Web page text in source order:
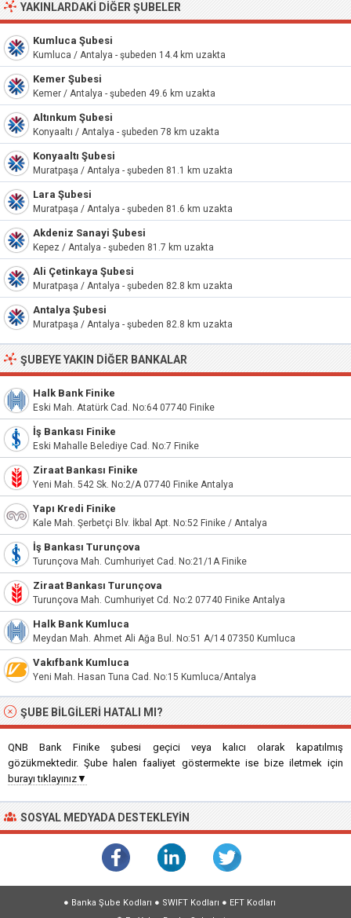
YAKINLARDAKI DIĞER ŞUBELER
Kumluca Şubesi
Kumluca / Antalya - şubeden 14.4 km uzakta
Kemer Şubesi
Kemer / Antalya - şubeden 49.6 km uzakta
Altınkum Şubesi
Konyaaltı / Antalya - şubeden 78 km uzakta
Konyaaltı Şubesi
Muratpaşa / Antalya - şubeden 81.1 km uzakta
Lara Şubesi
Muratpaşa / Antalya - şubeden 81.6 km uzakta
Akdeniz Sanayi Şubesi
Kepez / Antalya - şubeden 81.7 km uzakta
Ali Çetinkaya Şubesi
Muratpaşa / Antalya - şubeden 82.8 km uzakta
Antalya Şubesi
Muratpaşa / Antalya - şubeden 82.8 km uzakta
ŞUBEYE YAKIN DIĞER BANKALAR
Halk Bank Finike
Eski Mah. Atatürk Cad. No:64 07740 Finike
İş Bankası Finike
Eski Mahalle Belediye Cad. No:7 Finike
Ziraat Bankası Finike
Yeni Mah. 542 Sk. No:2/A 07740 Finike Antalya
Yapı Kredi Finike
Kale Mah. Şerbetçi Blv. İkbal Apt. No:52 Finike / Antalya
İş Bankası Turunçova
Turunçova Mah. Cumhuriyet Cad. No:21/1A Finike
Ziraat Bankası Turunçova
Turunçova Mah. Cumhuriyet Cd. No:2 07740 Finike Antalya
Halk Bank Kumluca
Meydan Mah. Ahmet Ali Ağa Bul. No:51 A/14 07350 Kumluca
Vakıfbank Kumluca
Yeni Mah. Hasan Tuna Cad. No:15 Kumluca/Antalya
ŞUBE BILGILERI HATALI MI?
QNB Bank Finike şubesi geçici veya kalıcı olarak kapatılmış
gözükmektedir. Şube halen faaliyet göstermekte ise bize iletmek için
burayı tıklayınız▼
SOSYAL MEDYADA DESTEKLEYIN
● Banka Şube Kodları ● SWIFT Kodları ● EFT Kodları